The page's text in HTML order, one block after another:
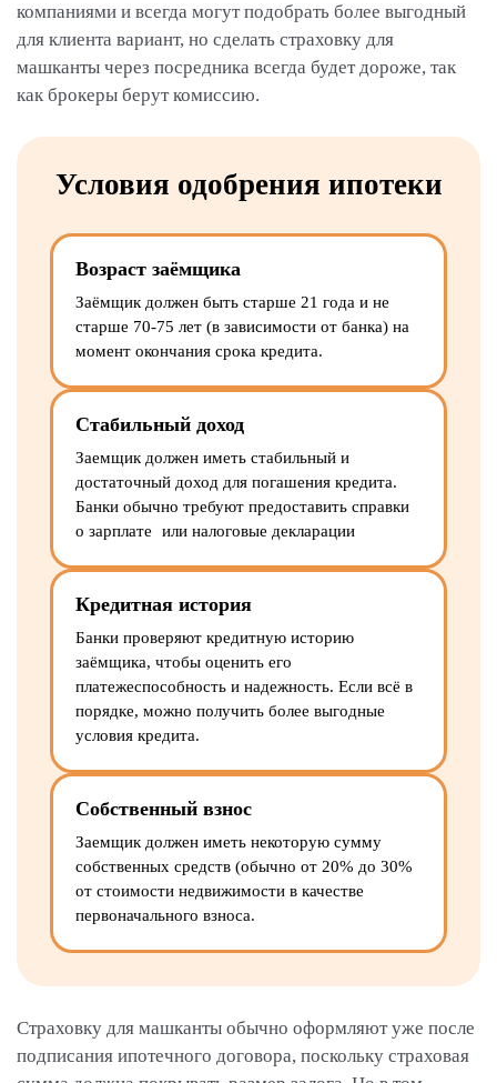
компаниями и всегда могут подобрать более выгодный
для клиента вариант, но сделать страховку для
машканты через посредника всегда будет дороже, так
как брокеры берут комиссию.
Условия одобрения ипотеки
Возраст заёмщика
Заёмщик должен быть старше 21 года и не
старше 70-75 лет (в зависимости от банка) на
момент окончания срока кредита.
Стабильный доход
Заемщик должен иметь стабильный и
достаточный доход для погашения кредита.
Банки обычно требуют предоставить справки
о зарплате или налоговые декларации
Кредитная история
Банки проверяют кредитную историю
заёмщика, чтобы оценить его
платежеспособность и надежность. Если всё в
порядке, можно получить более выгодные
условия кредита.
Собственный взнос
Заемщик должен иметь некоторую сумму
собственных средств (обычно от 20% до 30%
от стоимости недвижимости в качестве
первоначального взноса.
Страховку для машканты обычно оформляют уже после
подписания ипотечного договора, поскольку страховая